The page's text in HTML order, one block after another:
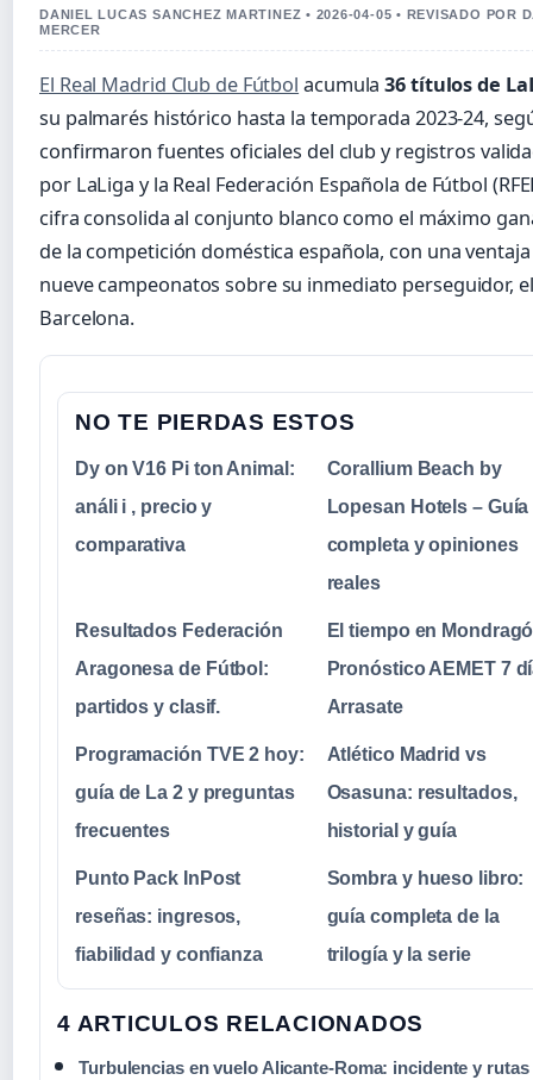
DANIEL LUCAS SANCHEZ MARTINEZ • 2026-04-05 • REVISADO POR
MERCER
El Real Madrid Club de Fútbol acumula36 títulos de
su palmarés histórico hasta la temporada 2023-24,
confirmaron fuentes oficiales del club y registros
por LaLiga y la Real Federación Española de Fútbol
cifra consolida al conjunto blanco como el máximo
de la competición doméstica española, con una
nueve campeonatos sobre su inmediato perseguidor, el
Barcelona.
NO TE PIERDAS ESTOS
Dy on V16 Pi ton Animal:
análi i , precio y
comparativa
Corallium Beach by
Lopesan Hotels – Guía
completa y opiniones
reales
Resultados Federación
Aragonesa de Fútbol:
partidos y clasif.
El tiempo en
Pronóstico AEMET 7
Arrasate
Programación TVE 2 hoy:
guía de La 2 y preguntas
frecuentes
Atlético Madrid vs
Osasuna: resultados,
historial y guía
Punto Pack InPost
reseñas: ingresos,
fiabilidad y confianza
Sombra y hueso libro:
guía completa de la
trilogía y la serie
4 ARTICULOS RELACIONADOS
Turbulencias en vuelo Alicante-Roma: incidente y rutas